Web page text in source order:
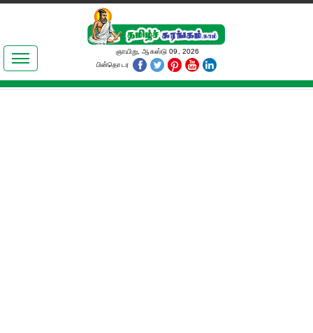
இலக்கியங்கள்
தமிழ் உலகம்
ஞாயிறு, ஆகஸ்டு 09, 2026
பின்தொடர